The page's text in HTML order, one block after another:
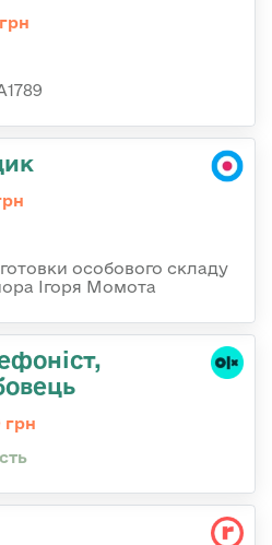
особового складу
Ігоря Момота
грн